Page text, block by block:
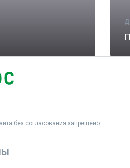
без согласования запрещено.